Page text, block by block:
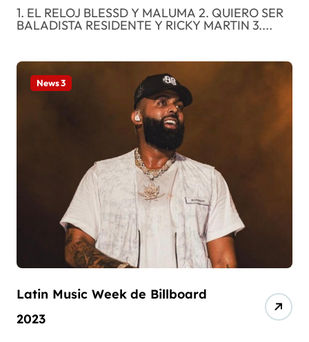
1. EL RELOJ BLESSD Y MALUMA 2. QUIERO SER
BALADISTA RESIDENTE Y RICKY MARTIN 3....
News 3
Latin Music Week de Billboard
2023